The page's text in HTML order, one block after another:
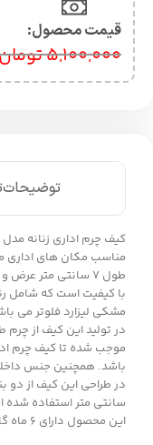
قیمت محصول:​
5,100,000
توضیحات
با کیفیت است که شامل
مشکی لیزارد فلوتر می
در تولید این کیف از
باشد. همچنین جنس
سانتی متر استفاده
این محصول دارای 6 ماه گارانتی دوخت و یراق می باشد.